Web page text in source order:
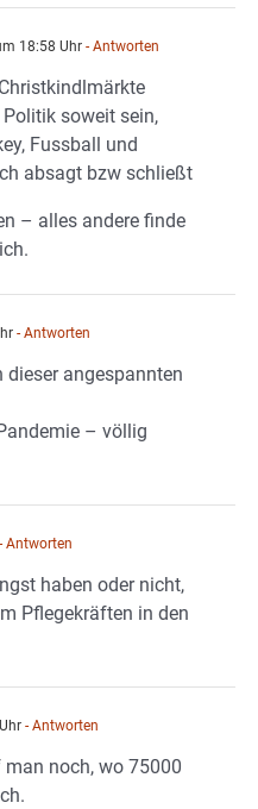
18:58 Uhr - Antworten
soweit sein,
Fussball und
absagt bzw schließt
– alles andere finde
- Antworten
angespannten
– völlig
- Antworten
haben oder nicht,
Pflegekräften in den
- Antworten
noch, wo 75000